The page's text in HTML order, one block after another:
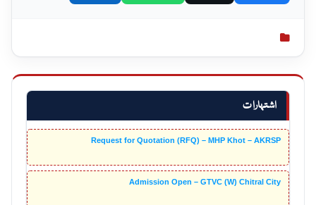
اشتہارات
Request for Quotation (RFQ) – MHP Khot – AKRSP
Admission Open – GTVC (W) Chitral City